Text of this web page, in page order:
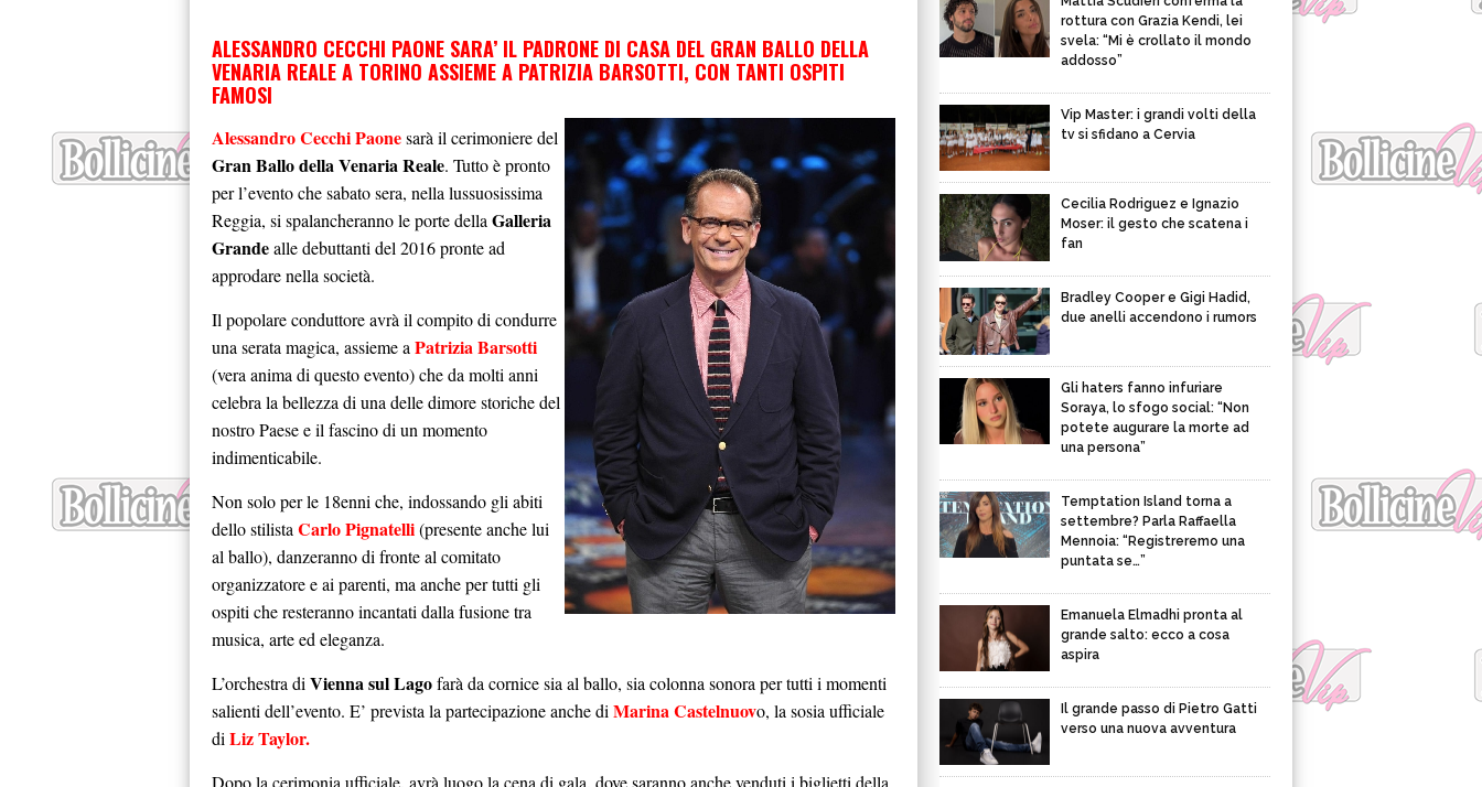
ALESSANDRO CECCHI PAONE SARA’ IL PADRONE DI CASA DEL GRAN BALLO DELLA
VENARIA REALE A TORINO ASSIEME A PATRIZIA BARSOTTI, CON TANTI OSPITI
FAMOSI
Alessandro Cecchi Paonesarà il cerimoniere del
Gran Ballo della Venaria Reale. Tutto è pronto
per l’evento che sabato sera, nella lussuosissima
Reggia, si spalancheranno le porte della Galleria
Grandealle debuttanti del 2016 pronte ad
approdare nella società.
Il popolare conduttore avrà il compito di condurre
una serata magica, assieme a Patrizia Barsotti
(vera anima di questo evento) che da molti anni
celebra la bellezza di una delle dimore storiche del
nostro Paese e il fascino di un momento
indimenticabile.
Non solo per le 18enni che, indossando gli abiti
dello stilista Carlo Pignatelli(presente anche lui
al ballo), danzeranno di fronte al comitato
organizzatore e ai parenti, ma anche per tutti gli
ospiti che resteranno incantati dalla fusione tra
musica, arte ed eleganza.
L’orchestra di Vienna sul Lagofarà da cornice sia al ballo, sia colonna sonora per tutti i momenti
salienti dell’evento. E’ prevista la partecipazione anche di Marina Castelnuovo, la sosia ufficiale
di Liz Taylor.
Dopo la cerimonia ufficiale, avrà luogo la cena di gala, dove saranno anche venduti i biglietti della
rottura con Grazia Kendi, lei
svela: “Mi è crollato il mondo
addosso”
Vip Master: i grandi volti della
tv si sfidano a Cervia
Cecilia Rodriguez e Ignazio
Moser: il gesto che scatena i
fan
Bradley Cooper e Gigi Hadid,
due anelli accendono i rumors
Gli haters fanno infuriare
Soraya, lo sfogo social: “Non
potete augurare la morte ad
una persona”
Temptation Island torna a
settembre? Parla Raffaella
Mennoia: “Registreremo una
puntata se…”
Emanuela Elmadhi pronta al
grande salto: ecco a cosa
aspira
Il grande passo di Pietro Gatti
verso una nuova avventura